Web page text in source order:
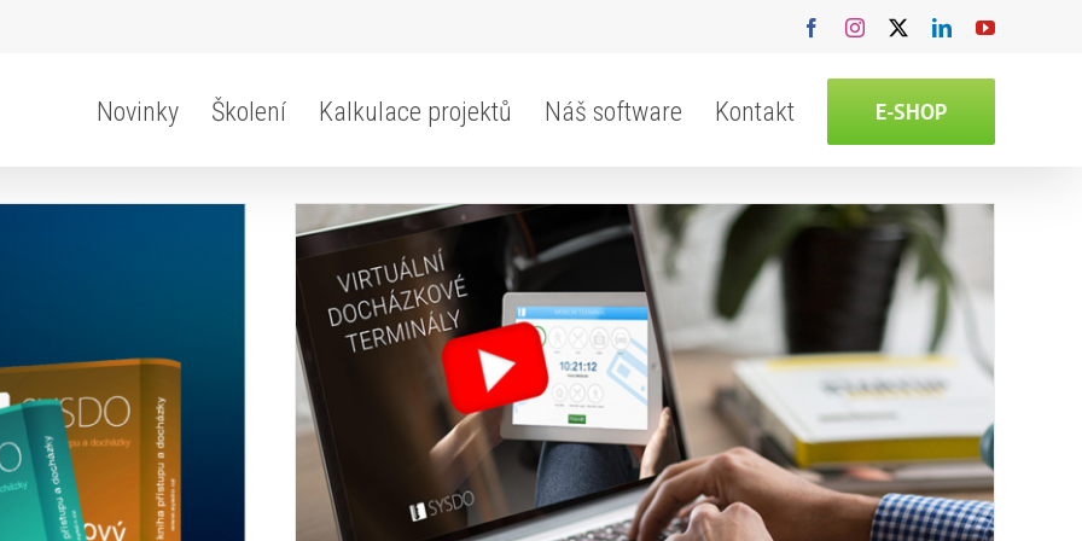
FacebookInstagram LinkedInYouTube
Novinky Školení Kalkulace projektů Náš software Kontakt E-SHOP